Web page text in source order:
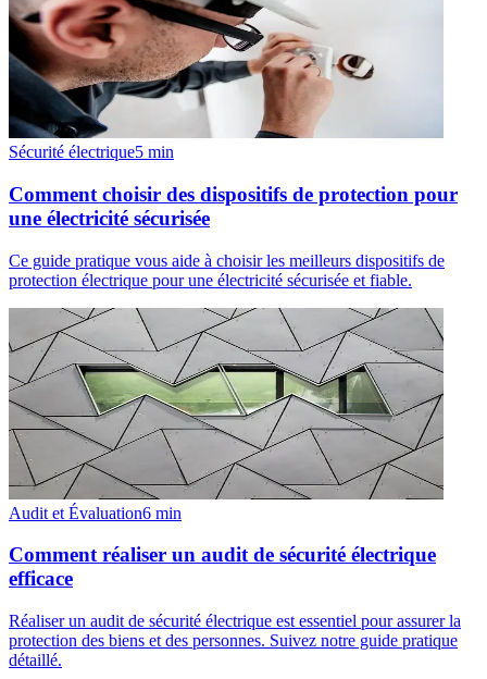
Sécurité électrique5 min
Comment choisir des dispositifs de protection pour
une électricité sécurisée
Ce guide pratique vous aide à choisir les meilleurs dispositifs de
protection électrique pour une électricité sécurisée et fiable.
Audit et Évaluation6 min
Comment réaliser un audit de sécurité électrique
efficace
Réaliser un audit de sécurité électrique est essentiel pour assurer la
protection des biens et des personnes. Suivez notre guide pratique
détaillé.